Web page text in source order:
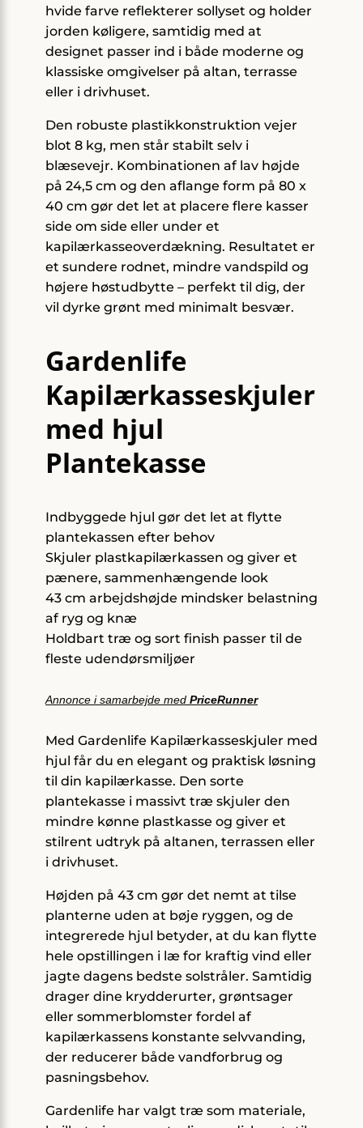
hvide farve reflekterer sollyset og holder
jorden køligere, samtidig med at
designet passer ind i både moderne og
klassiske omgivelser på altan, terrasse
eller i drivhuset.
Den robuste plastikkonstruktion vejer
blot 8 kg, men står stabilt selv i
blæsevejr. Kombinationen af lav højde
på 24,5 cm og den aflange form på 80 x
40 cm gør det let at placere flere kasser
side om side eller under et
kapilærkasseoverdækning. Resultatet er
et sundere rodnet, mindre vandspild og
højere høstudbytte – perfekt til dig, der
vil dyrke grønt med minimalt besvær.
Gardenlife
Kapilærkasseskjuler
med hjul
Plantekasse
Indbyggede hjul gør det let at flytte
plantekassen efter behov
Skjuler plastkapilærkassen og giver et
pænere, sammenhængende look
43 cm arbejdshøjde mindsker belastning
af ryg og knæ
Holdbart træ og sort finish passer til de
fleste udendørsmiljøer
Annonce i samarbejde med PriceRunner
Med Gardenlife Kapilærkasseskjuler med
hjul får du en elegant og praktisk løsning
til din kapilærkasse. Den sorte
plantekasse i massivt træ skjuler den
mindre kønne plastkasse og giver et
stilrent udtryk på altanen, terrassen eller
i drivhuset.
Højden på 43 cm gør det nemt at tilse
planterne uden at bøje ryggen, og de
integrerede hjul betyder, at du kan flytte
hele opstillingen i læ for kraftig vind eller
jagte dagens bedste solstråler. Samtidig
drager dine krydderurter, grøntsager
eller sommerblomster fordel af
kapilærkassens konstante selvvanding,
der reducerer både vandforbrug og
pasningsbehov.
Gardenlife har valgt træ som materiale,